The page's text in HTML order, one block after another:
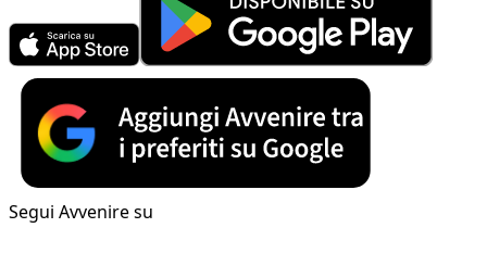
Segui Avvenire su